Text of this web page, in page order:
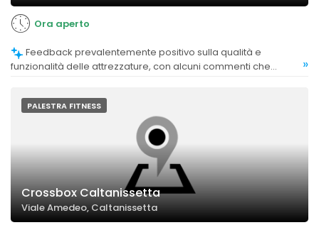
Ora aperto
funzionalità delle attrezzature, con alcuni commenti che
»
PALESTRA FITNESS
Crossbox Caltanissetta
Viale Amedeo, Caltanissetta